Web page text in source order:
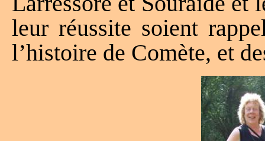
leur réussite soient
l’histoire de Comète, et